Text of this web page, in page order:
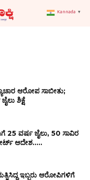
ಆರೋಪ ಸಾಬೀತು;
ಶಿಕ್ಷೆ
25 ವರ್ಷ ಜೈಲು, 50 ಸಾವಿರ
ಆದೇಶ…..
ಇಬ್ಬರು ಆರೋಪಿಗಳಿಗೆ
Kannada ▼